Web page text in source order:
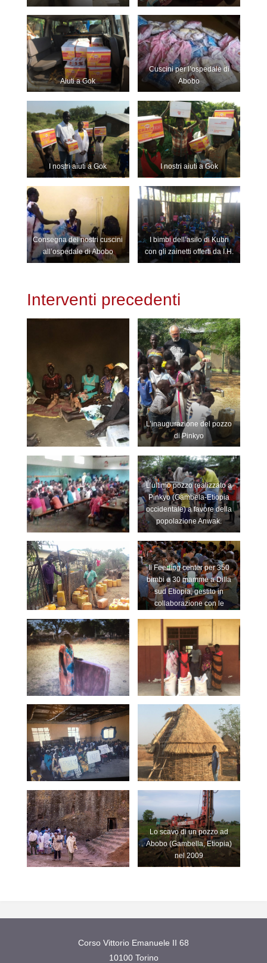
Aiuti a Gok
Cuscini per l’ospedale di
Abobo
I nostri aiuti a Gok I nostri aiuti a Gok
Consegna dei nostri cuscini
all’ospedale di Abobo
I bimbi dell’asilo di Kubri
con gli zainetti offerti da I.H.
Interventi precedenti
L’inaugurazione del pozzo
di Pinkyo
L’ultimo pozzo realizzato a
Pinkyo (Gambela-Etiopia
occidentale) a favore della
popolazione Anwak.
Il Feeding center per 350
bimbi e 30 mamme a Dilla
sud Etiopia, gestito in
collaborazione con le
partire dal 2003. Ai bimbi
viene fornita anche
assistenza medica e
preparazione prescolare.
Lo scavo di un pozzo ad
Abobo (Gambella, Etiopia)
nel 2009
Corso Vittorio Emanuele II 68
10100 Torino